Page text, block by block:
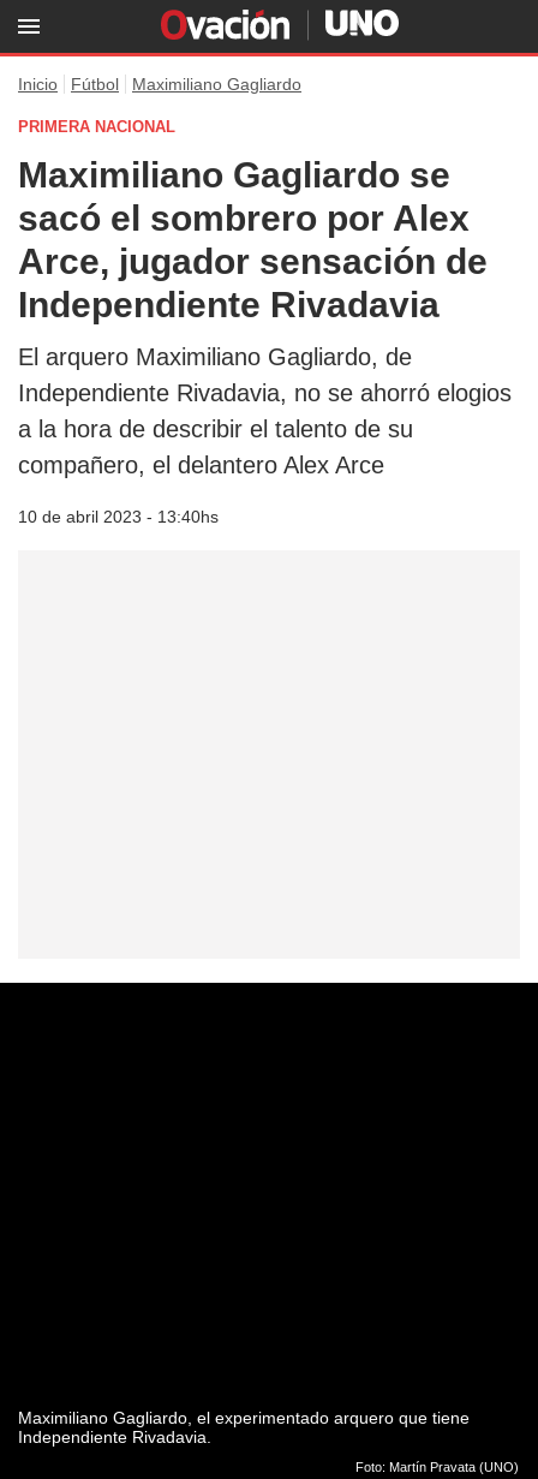
Inicio Fútbol Maximiliano Gagliardo
PRIMERA NACIONAL
Maximiliano Gagliardo se
sacó el sombrero por Alex
Arce, jugador sensación de
Independiente Rivadavia
El arquero Maximiliano Gagliardo, de
Independiente Rivadavia, no se ahorró elogios
a la hora de describir el talento de su
compañero, el delantero Alex Arce
10 de abril 2023 - 13:40hs
Maximiliano Gagliardo, el experimentado arquero que tiene
Independiente Rivadavia.
Foto: Martín Pravata (UNO)